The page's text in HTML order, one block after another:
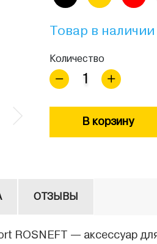
Товар в наличии
Количество
В корзину
ОТЗЫВЫ
ROSNEFT — аксессуар